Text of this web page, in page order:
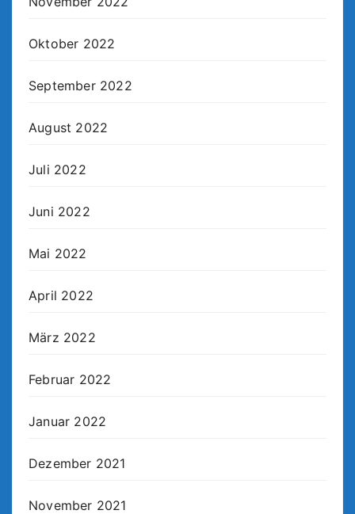
Oktober 2022
September 2022
August 2022
Juli 2022
Juni 2022
Mai 2022
April 2022
März 2022
Februar 2022
Januar 2022
Dezember 2021
November 2021